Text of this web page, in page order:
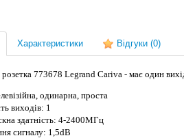
Характеристики Відгуки (0)
розетка 773678 Legrand Cariva - має один
одинарна, проста
виходів: 1
здатність: 4-2400МГц
сигналу: 1,5dB